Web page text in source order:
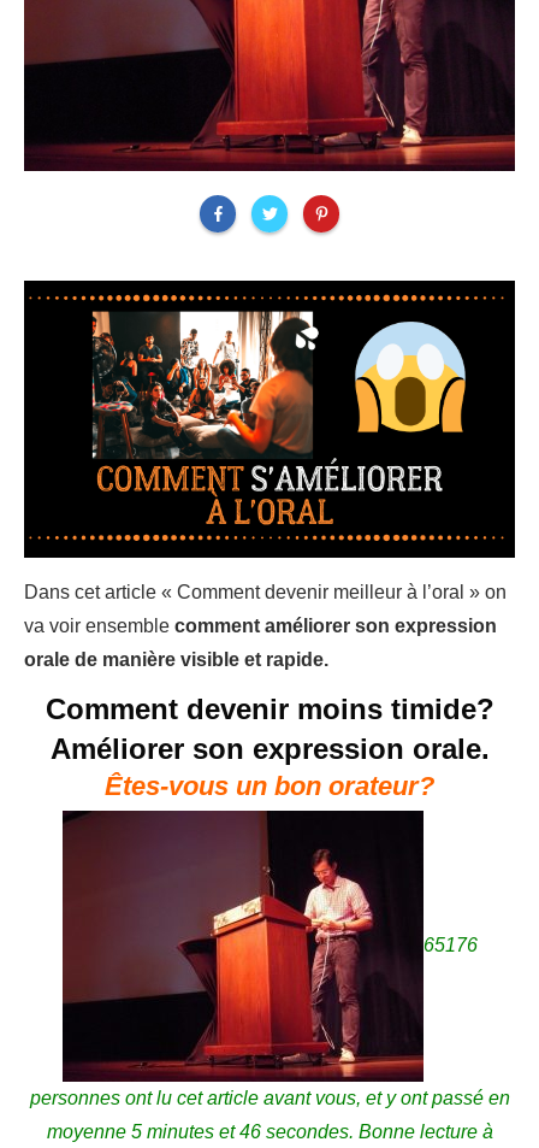
Dans cet article « Comment devenir meilleur à l’oral » on
va voir ensemble comment améliorer son expression
orale de manière visible et rapide.
Comment devenir moins timide?
Améliorer son expression orale.
Êtes-vous un bon orateur?
65176
personnes ont lu cet article avant vous, et y ont passé en
moyenne 5 minutes et 46 secondes. Bonne lecture à